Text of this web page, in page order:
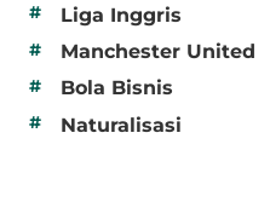
# Liga Inggris
# Manchester United
# Bola Bisnis
# Naturalisasi